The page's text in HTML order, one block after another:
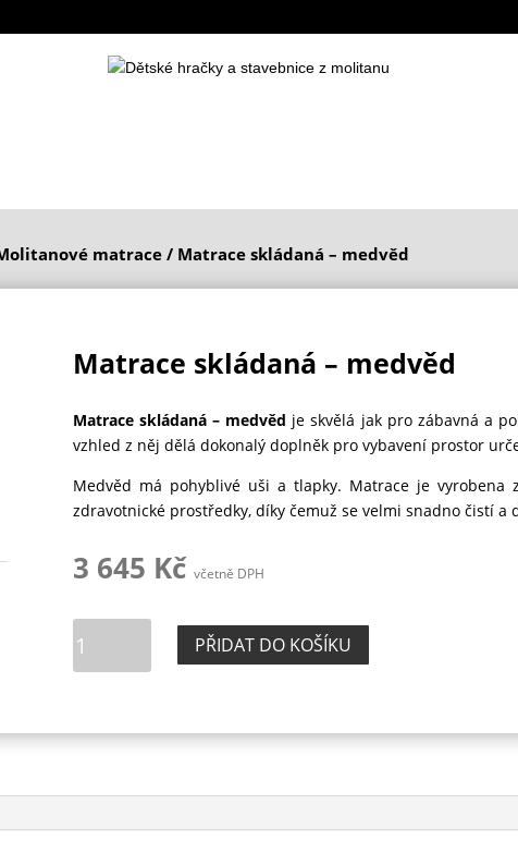
matrace/ Matrace skládaná – medvěd
Matrace skládaná – medvěd
Matrace skládaná – medvěd je skvělá jak pro zábavná a
vzhled z něj dělá dokonalý doplněk pro vybavení prostor
Medvěd má pohyblivé uši a tlapky. Matrace je vyrobena
zdravotnické prostředky, díky čemuž se velmi snadno čistí a
3 645 Kč včetně DPH
skládaná
množství
PŘIDAT DO KOŠÍKU